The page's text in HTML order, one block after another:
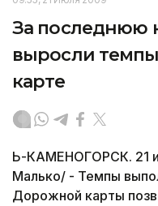
За последнюю
выросли
карте
Ь-КАМЕНОГОРСК. 21
Малько/ - Темпы
Дорожной карты